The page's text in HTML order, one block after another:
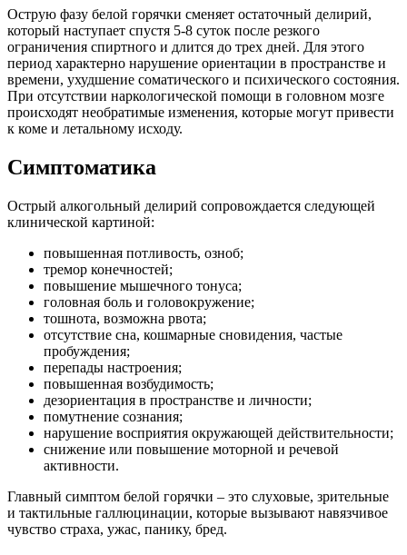
Острую фазу белой горячки сменяет остаточный делирий,
который наступает спустя 5-8 суток после резкого
ограничения спиртного и длится до трех дней. Для этого
период характерно нарушение ориентации в пространстве и
времени, ухудшение соматического и психического состояния.
При отсутствии наркологической помощи в головном мозге
происходят необратимые изменения, которые могут привести
к коме и летальному исходу.
Симптоматика
Острый алкогольный делирий сопровождается следующей
клинической картиной:
повышенная потливость, озноб;
тремор конечностей;
повышение мышечного тонуса;
головная боль и головокружение;
тошнота, возможна рвота;
отсутствие сна, кошмарные сновидения, частые
пробуждения;
перепады настроения;
повышенная возбудимость;
дезориентация в пространстве и личности;
помутнение сознания;
нарушение восприятия окружающей действительности;
снижение или повышение моторной и речевой
активности.
Главный симптом белой горячки – это слуховые, зрительные
и тактильные галлюцинации, которые вызывают навязчивое
чувство страха, ужас, панику, бред.